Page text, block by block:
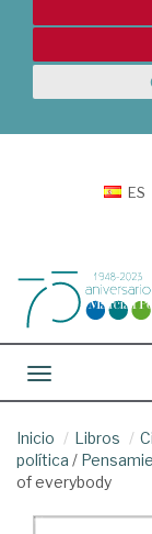
ES
Toggle
Inicio Libros
política /
of everybody